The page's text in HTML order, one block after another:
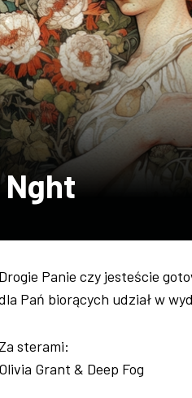
Drogie Panie czy jesteście
Pań biorących udział w
Za sterami:
Olivia Grant & Deep Fog